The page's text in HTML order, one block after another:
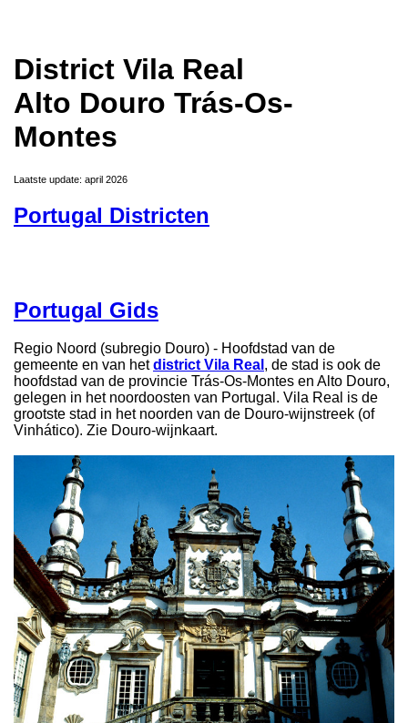
District Vila Real
Alto Douro Trás-Os-
Montes
Laatste update: april 2026
Portugal Districten
Portugal Gids
Regio Noord (subregio Douro) - Hoofdstad van de
gemeente en van hetdistrict Vila Real , de stad is ook de
hoofdstad van de provincie Trás-Os-Montes en Alto Douro,
gelegen in het noordoosten van Portugal. Vila Real is de
grootste stad in het noorden van de Douro-wijnstreek (of
Vinhático). Zie Douro-wijnkaart.